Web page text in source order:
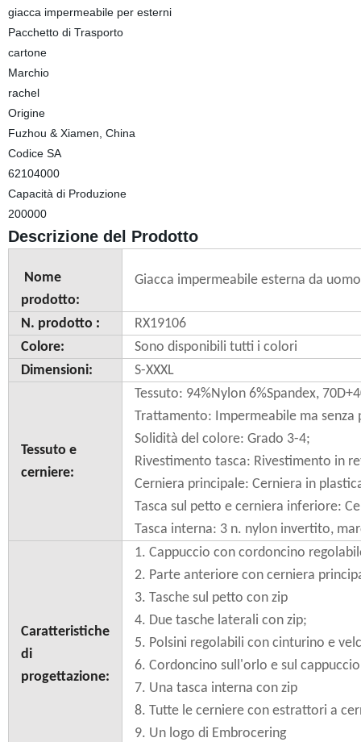
giacca impermeabile per esterni
Pacchetto di Trasporto
cartone
Marchio
rachel
Origine
Fuzhou & Xiamen, China
Codice SA
62104000
Capacità di Produzione
200000
Descrizione del Prodotto
Nome
prodotto:
Giacca impermeabile esterna da
N. prodotto :
RX19106
Colore:
Sono disponibili tutti i colori
Dimensioni:
S-XXXL
Tessuto e
cerniere:
Tessuto: 94%Nylon 6%Spandex,
Trattamento: Impermeabile ma senza
Solidità del colore: Grado 3-4;
Rivestimento tasca: Rivestimento in
Cerniera principale: Cerniera in
Tasca sul petto e cerniera inferiore:
Tasca interna: 3 n. nylon invertito,
Caratteristiche
di
progettazione:
1. Cappuccio con cordoncino
2. Parte anteriore con cerniera
3. Tasche sul petto con zip
4. Due tasche laterali con zip;
5. Polsini regolabili con cinturino e
6. Cordoncino sull'orlo e sul cappuccio
7. Una tasca interna con zip
8. Tutte le cerniere con estrattori a
9. Un logo di Embrocering